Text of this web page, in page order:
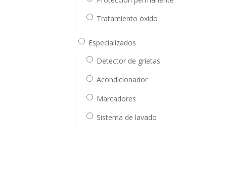
Tratamiento óxido
Especializados
Detector de grietas
Acondicionador
Marcadores
Sistema de lavado